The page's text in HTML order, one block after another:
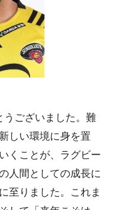
うございました。難
しい環境に身を置
くことが、ラグビー
人間としての成長に
至りました。これま